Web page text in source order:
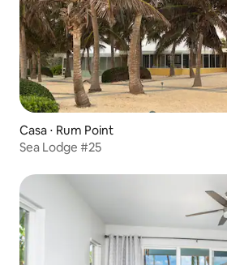
Casa ⋅ Rum Point
Sea Lodge #25